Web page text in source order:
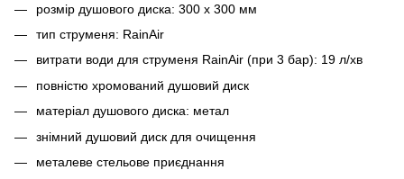
розмір душового диска: 300 x 300 мм
тип струменя: RainAir
витрати води для струменя RainAir (при 3 бар): 19 л/хв
повністю хромований душовий диск
матеріал душового диска: метал
знімний душовий диск для очищення
металеве стельове приєднання